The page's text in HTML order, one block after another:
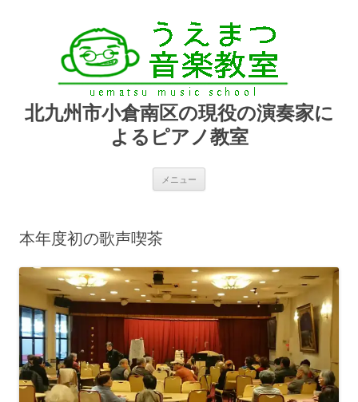
北九州市小倉南区の現役の演奏家に
よるピアノ教室
メニュー
プ
本年度初の歌声喫茶